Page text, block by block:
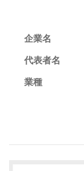
企業名
代表者名
業種